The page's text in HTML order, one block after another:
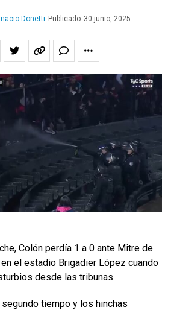
Donetti Publicado 30 junio, 2025
Colón perdía 1 a 0 ante Mitre de
el estadio Brigadier López cuando
desde las tribunas.
tiempo y los hinchas